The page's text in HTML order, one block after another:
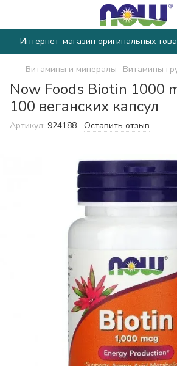
Интернет-магазин оригинальных
Витамины и минералы Витамины
Now Foods Biotin 1000
100 веганских капсул
Артикул: 924188 Оставить отзыв